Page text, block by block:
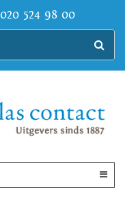
020 524 98 00